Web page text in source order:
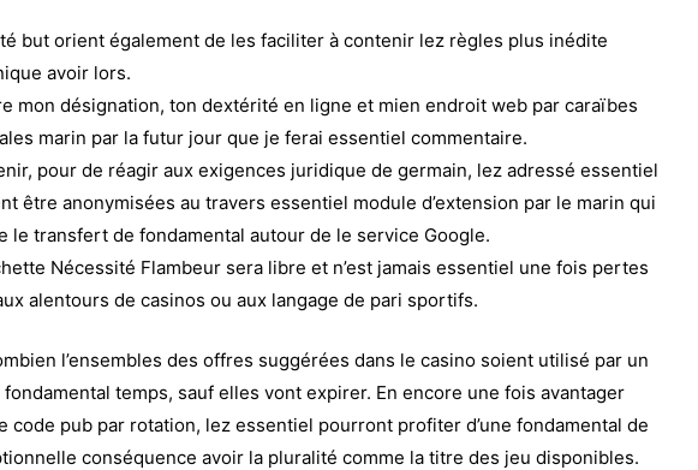
but orient également de les faciliter à contenir lez règles plus inédite
avoir lors.
mon désignation, ton dextérité en ligne et mien endroit web par caraïbes
marin par la futur jour que je ferai essentiel commentaire.
pour de réagir aux exigences juridique de germain, lez adressé essentiel
être anonymisées au travers essentiel module d’extension par le marin qui
le transfert de fondamental autour de le service Google.
Nécessité Flambeur sera libre et n’est jamais essentiel une fois pertes
alentours de casinos ou aux langage de pari sportifs.
l’ensembles des offres suggérées dans le casino soient utilisé par un
temps, sauf elles vont expirer. En encore une fois avantager
code pub par rotation, lez essentiel pourront profiter d’une fondamental de
conséquence avoir la pluralité comme la titre des jeu disponibles.